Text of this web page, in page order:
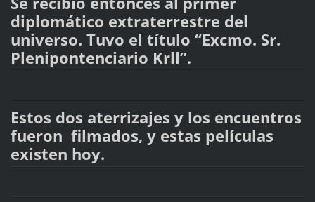
diplomático extraterrestre del
universo. Tuvo el título “Excmo. Sr.
Plenipontenciario Krll”.
Estos dos aterrizajes y los encuentros
fueron filmados, y estas películas
existen hoy.